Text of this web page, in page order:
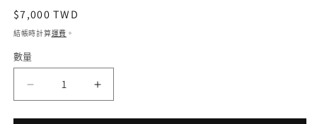
媒
體
檔
1
定
價
$7,000 TWD
結帳時計算運費 。
數量
058
MC-
058